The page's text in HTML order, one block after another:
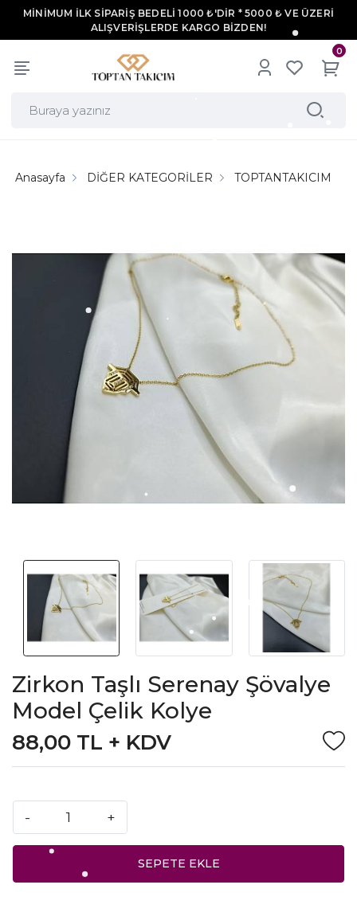
MİNİMUM İLK SİPARİŞ BEDELİ 1000 ₺'DİR * 5000 ₺ VE ÜZERİ
ALIŞVERİŞLERDE KARGO BİZDEN!
0
Anasayfa DİĞER KATEGORİLER TOPTANTAKICIM
Zirkon Taşlı Serenay Şövalye
Model Çelik Kolye
88,00 TL + KDV
- +
SEPETE EKLE